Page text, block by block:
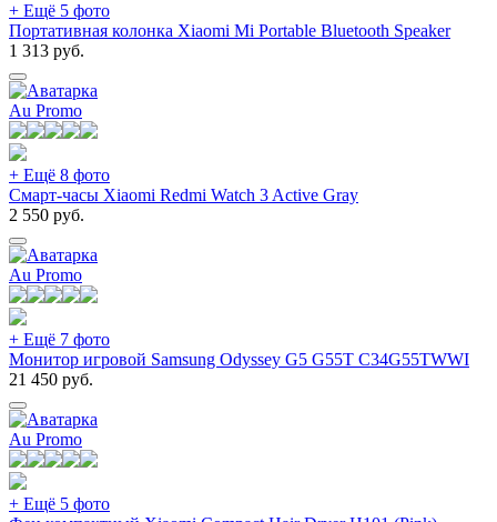
+ Ещё 5 фото
Портативная колонка Xiaomi Mi Portable Bluetooth Speaker
1 313 руб.
Au Promo
+ Ещё 8 фото
Смарт-часы Xiaomi Redmi Watch 3 Active Gray
2 550 руб.
Au Promo
+ Ещё 7 фото
Монитор игровой Samsung Odyssey G5 G55T C34G55TWWI
21 450 руб.
Au Promo
+ Ещё 5 фото